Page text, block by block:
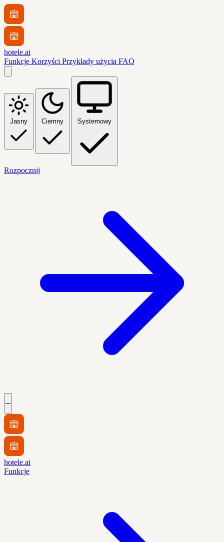
hotele.ai
Funkcje Korzyści Przykłady użycia FAQ
Jasny Ciemny Systemowy
Rozpocznij
hotele.ai
Funkcje